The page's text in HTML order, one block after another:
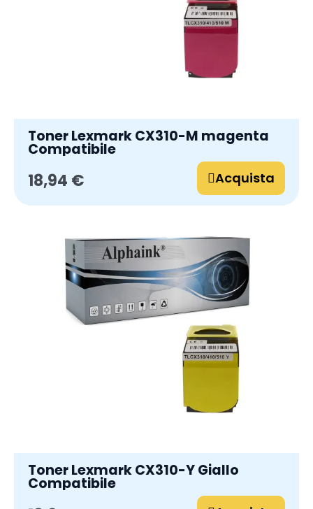
Toner Lexmark CX310-M magenta
Compatibile
18,94 € Acquista
Toner Lexmark CX310-Y Giallo
Compatibile